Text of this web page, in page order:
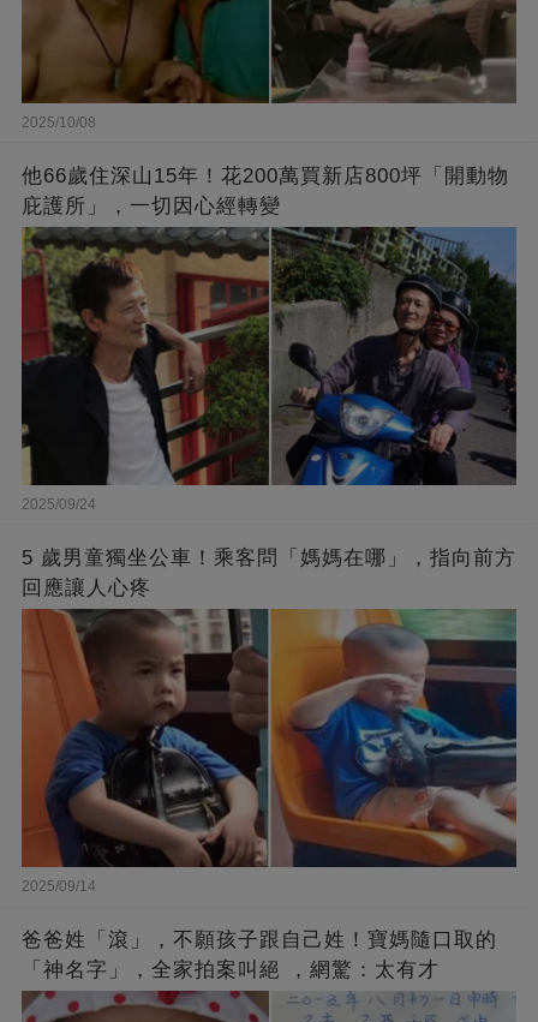
2025/10/08
他66歲住深山15年！花200萬買新店800坪「開動物
庇護所」，一切因心經轉變
2025/09/24
5 歲男童獨坐公車！乘客問「媽媽在哪」，指向前方
回應讓人心疼
2025/09/14
爸爸姓「滾」，不願孩子跟自己姓！寶媽隨口取的
「神名字」，全家拍案叫絕 ，網驚：太有才